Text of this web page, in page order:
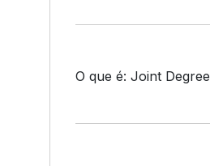
O que é: Joint Degree